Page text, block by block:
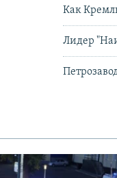
Как
Лидер